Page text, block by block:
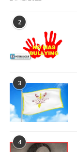
2
3
4